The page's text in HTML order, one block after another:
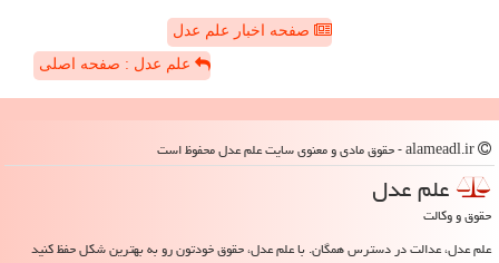
صفحه اخبار علم عدل
علم عدل : صفحه اصلی
علم عدل
حقوق و وکالت
علم عدل، عدالت در دسترس همگان. با علم عدل، حقوق خودتون رو به بهترین شکل حفظ کنید